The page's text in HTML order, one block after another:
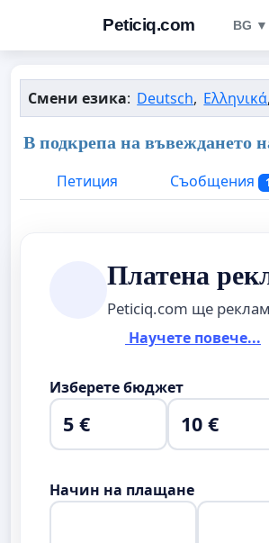
Peticiq.com BG ▼
Смени езика: Deutsch, Ελληνικά,
В подкрепа на въвеждането
Петиция
Съобщения
Платена
Peticiq.com ще
Научете повече...
Изберете бюджет
5 € 10 €
Начин на плащане